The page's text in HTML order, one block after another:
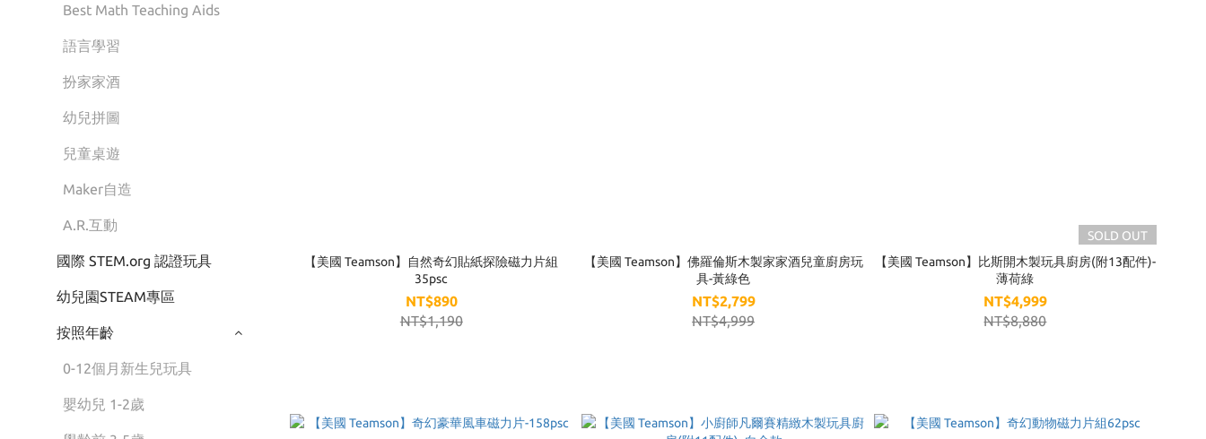
Best Math Teaching Aids
語言學習
扮家家酒
幼兒拼圖
兒童桌遊
Maker自造
A.R.互動
國際 STEM.org 認證玩具
幼兒園STEAM專區
按照年齡
0-12個月新生兒玩具
嬰幼兒 1-2歲
【美國 Teamson】自然奇幻貼紙探險磁力片組
35psc
NT$890
NT$1,190
【美國 Teamson】佛羅倫斯木製家家酒兒童廚房玩
具-黃綠色
NT$2,799
NT$4,999
SOLD OUT
【美國 Teamson】比斯開木製玩具廚房(附13配件)-
薄荷綠
NT$4,999
NT$8,880